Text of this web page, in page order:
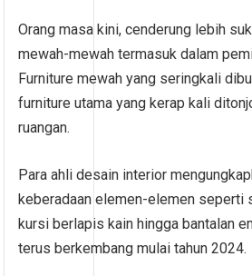
Orang masa kini, cenderung lebih
mewah-mewah termasuk dalam
Furniture mewah yang seringkali
furniture utama yang kerap kali
ruangan.
Para ahli desain interior
keberadaan elemen-elemen seperti
kursi berlapis kain hingga bantalan
terus berkembang mulai tahun 2024.